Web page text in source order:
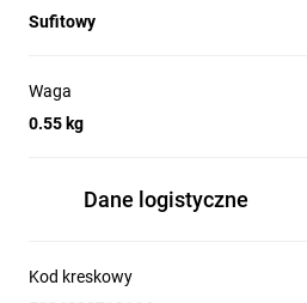
Sufitowy
Waga
0.55 kg
Dane logistyczne
Kod kreskowy